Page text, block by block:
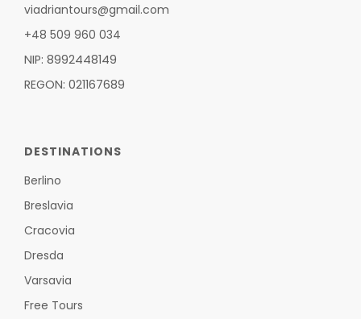
viadriantours@gmail.com
+48 509 960 034
NIP: 8992448149
REGON: 021167689
DESTINATIONS
Berlino
Breslavia
Cracovia
Dresda
Varsavia
Free Tours